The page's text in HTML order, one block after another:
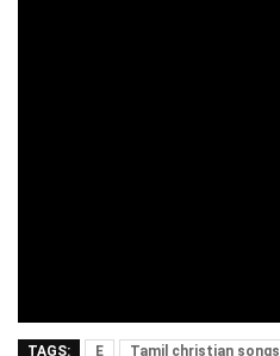
TAGS: E Tamil christian songs